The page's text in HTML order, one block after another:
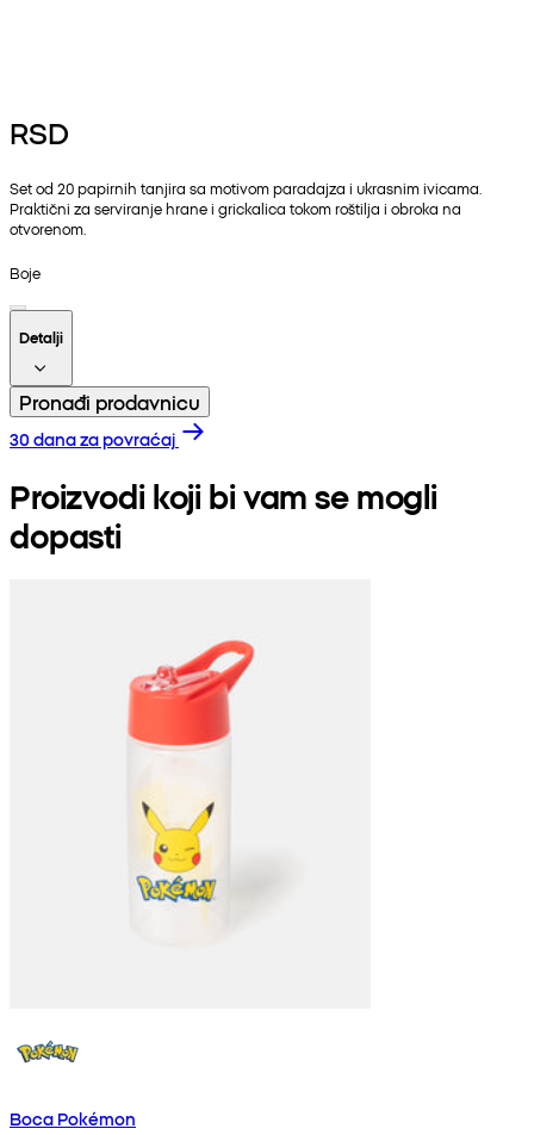
RSD
Set od 20 papirnih tanjira sa motivom paradajza i ukrasnim ivicama.
Praktični za serviranje hrane i grickalica tokom roštilja i obroka na
otvorenom.
Boje
Detalji
Pronađi prodavnicu
30 dana za povraćaj
Proizvodi koji bi vam se mogli
dopasti
Boca Pokémon